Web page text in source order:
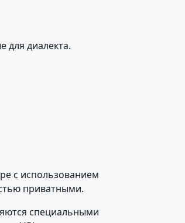
для диалекта.
с использованием
приватными.
специальными